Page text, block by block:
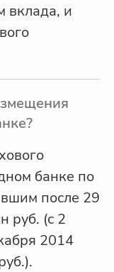
вклада, и
банке по
после 29
руб. (с 2
2014